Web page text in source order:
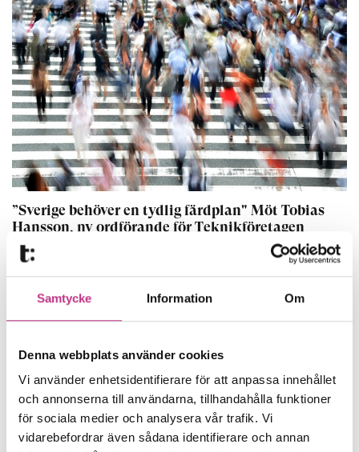
Samtycke Information Om
Denna webbplats använder cookies
Vi använder enhetsidentifierare för att anpassa innehållet
och annonserna till användarna, tillhandahålla funktioner
för sociala medier och analysera vår trafik. Vi
vidarebefordrar även sådana identifierare och annan
”Sverige behöver en tydlig färdplan" Möt Tobias
Hansson, ny ordförande för Teknikföretagen
5 MIN LÄSTID : 25 JUN 2026
SAMHÄLLSUTVECKLING